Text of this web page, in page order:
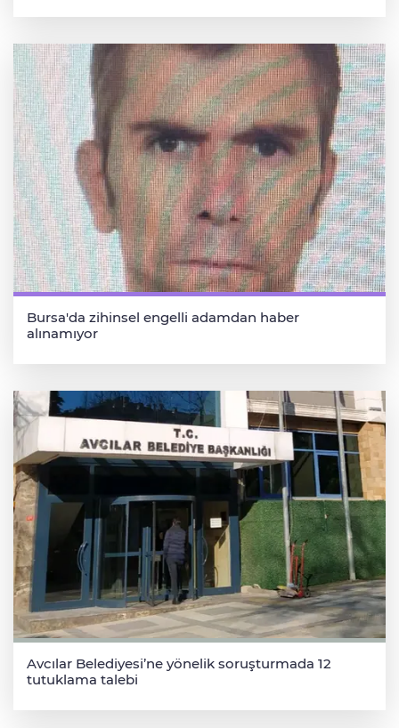
Bursa'da zihinsel engelli adamdan haber
alınamıyor
Avcılar Belediyesi’ne yönelik soruşturmada 12
tutuklama talebi